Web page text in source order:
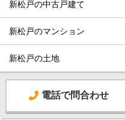
新松戸の中古戸建て
新松戸のマンション
新松戸の土地
電話で問合わせ